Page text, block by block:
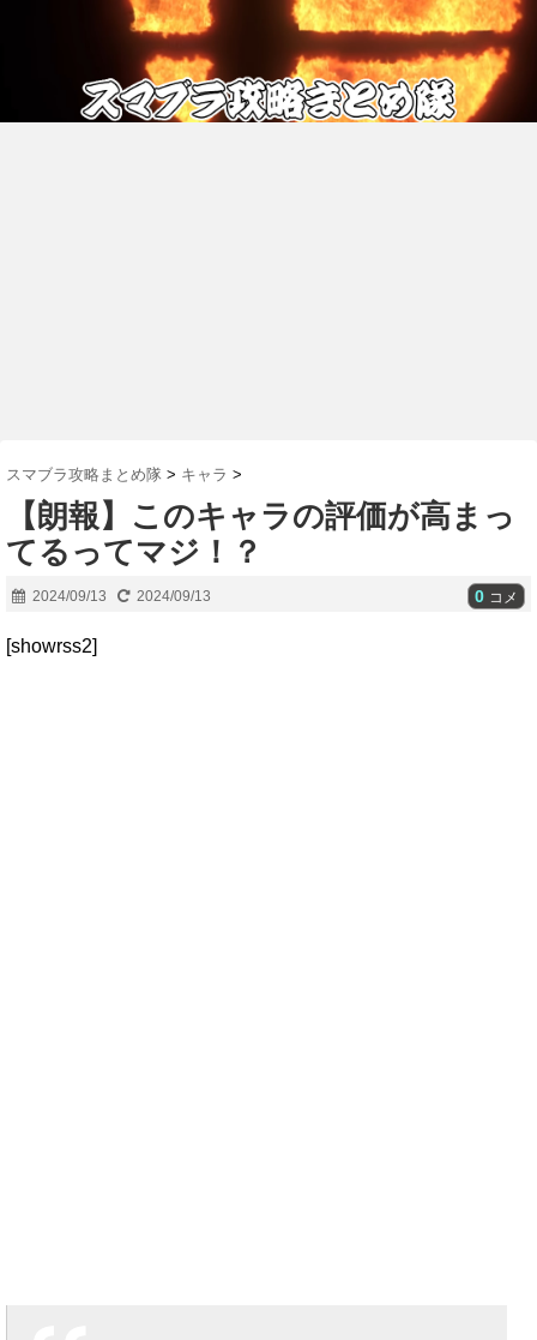
スマブラ攻略まとめ隊 > キャラ >
【朗報】このキャラの評価が高まっ
てるってマジ！？
2024/09/13 2024/09/13 0 コメ
[showrss2]